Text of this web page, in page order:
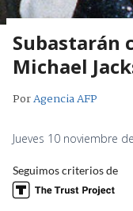
Subastarán
Michael
PorAgencia AFP
Jueves 10 noviembre
Seguimos criterios de